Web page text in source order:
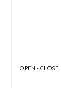
OPEN - CLOSE